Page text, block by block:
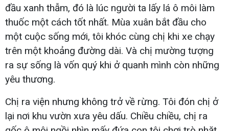
đầu xanh thẫm, đó là lúc người ta lấy lá ô môi làm
thuốc một cách tốt nhất. Mùa xuân bắt đầu cho
một cuộc sống mới, tôi khóc cùng chị khi xe chạy
trên một khoảng đường dài. Và chị mường tượng
ra sự sống là vốn quý khi ở quanh mình còn những
yêu thương.
Chị ra viện nhưng không trở về rừng. Tôi đón chị ở
lại nơi khu vườn xưa yêu dấu. Chiều chiều, chị ra